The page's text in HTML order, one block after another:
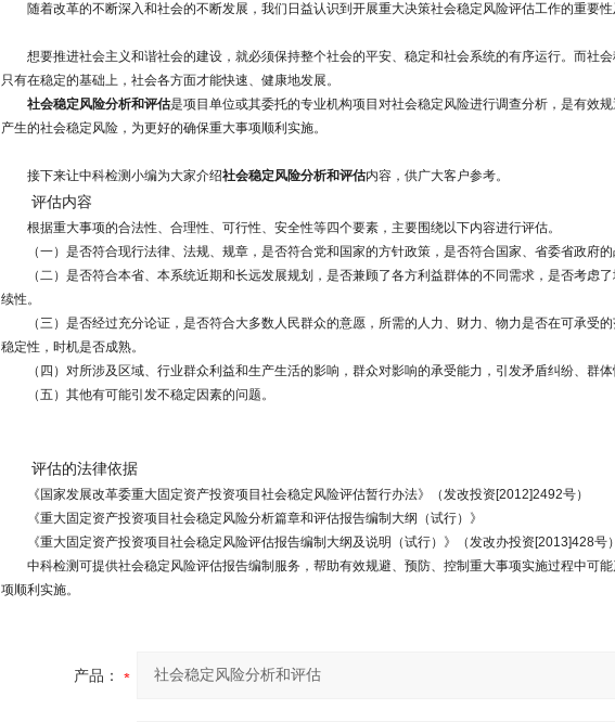
随着改革的不断深入和社会的不断发展，我们日益认识到开展重大决策社会稳定风险评估工作的重要性
想要推进社会主义和谐社会的建设，就必须保持整个社会的平安、稳定和社会系统的有序运行。而社
只有在稳定的基础上，社会各方面才能快速、健康地发展。
社会稳定风险分析和评估是项目单位或其委托的专业机构项目对社会稳定风险进行调查分析，是有效
产生的社会稳定风险，为更好的确保重大事项顺利实施。
接下来让中科检测小编为大家介绍社会稳定风险分析和评估内容，供广大客户参考。
评估内容
根据重大事项的合法性、合理性、可行性、安全性等四个要素，主要围绕以下内容进行评估。
（一）是否符合现行法律、法规、规章，是否符合党和国家的方针政策，是否符合国家、省委省政府的
（二）是否符合本省、本系统近期和长远发展规划，是否兼顾了各方利益群体的不同需求，是否考虑
续性。
（三）是否经过充分论证，是否符合大多数人民群众的意愿，所需的人力、财力、物力是否在可承受的
稳定性，时机是否成熟。
（四）对所涉及区域、行业群众利益和生产生活的影响，群众对影响的承受能力，引发矛盾纠纷、群体
（五）其他有可能引发不稳定因素的问题。
评估的法律依据
《国家发展改革委重大固定资产投资项目社会稳定风险评估暂行办法》（发改投资[2012]2492号）
《重大固定资产投资项目社会稳定风险分析篇章和评估报告编制大纲（试行）》
《重大固定资产投资项目社会稳定风险评估报告编制大纲及说明（试行）》（发改办投资[2013]428号）
中科检测可提供社会稳定风险评估报告编制服务，帮助有效规避、预防、控制重大事项实施过程中可
项顺利实施。
产品：